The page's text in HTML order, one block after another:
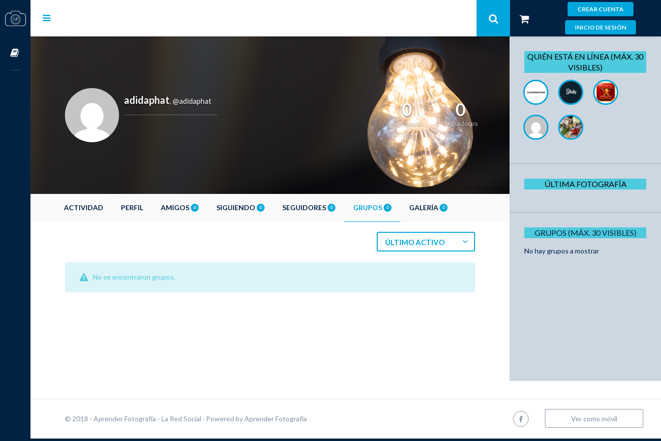
CREAR CUENTA
INICIO DE SESIÓN
adidaphat, @adidaphat 0
Siguiendo
0
Seguidores
ACTIVIDAD PERFIL AMIGOS 0 SIGUIENDO 0 SEGUIDORES 0 GRUPOS 0 GALERÍA 0
ÚLTIMO ACTIVO
No se encontraron grupos.
QUIÉN ESTÁ EN LÍNEA (MÁX. 30
VISIBLES)
ÚLTIMA FOTOGRAFÍA
GRUPOS (MÁX. 30 VISIBLES)
No hay grupos a mostrar
© 2018 - Aprender Fotografía - La Red Social · Powered byAprender Fotografía